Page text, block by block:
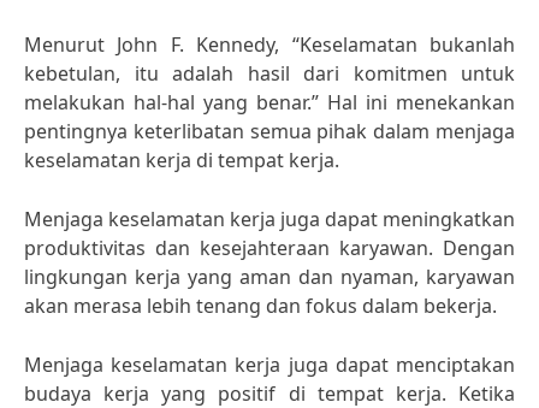
Menurut John F. Kennedy, “Keselamatan bukanlah
kebetulan, itu adalah hasil dari komitmen untuk
melakukan hal-hal yang benar.” Hal ini menekankan
pentingnya keterlibatan semua pihak dalam menjaga
keselamatan kerja di tempat kerja.
Menjaga keselamatan kerja juga dapat meningkatkan
produktivitas dan kesejahteraan karyawan. Dengan
lingkungan kerja yang aman dan nyaman, karyawan
akan merasa lebih tenang dan fokus dalam bekerja.
Menjaga keselamatan kerja juga dapat menciptakan
budaya kerja yang positif di tempat kerja. Ketika